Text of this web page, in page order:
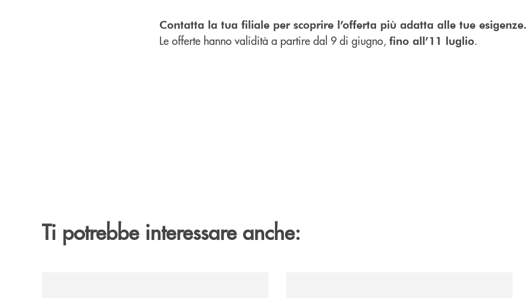
Contatta la tua filiale per scoprire l’offerta più adatta alle tue esigenze.
Le offerte hanno validità a partire dal 9 di giugno, fino all’11 luglio.
Ti potrebbe interessare anche: